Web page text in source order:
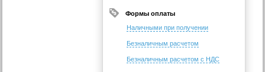
Формы оплаты
Наличными при получении
Безналичным расчетом
Безналичным расчетом с НДС